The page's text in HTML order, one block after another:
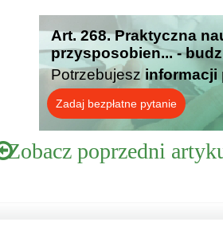
Art. 268. Praktyczna
przysposobien... -
Potrzebujesz informacji
Zadaj bezpłatne pytanie
Zobacz poprzedni